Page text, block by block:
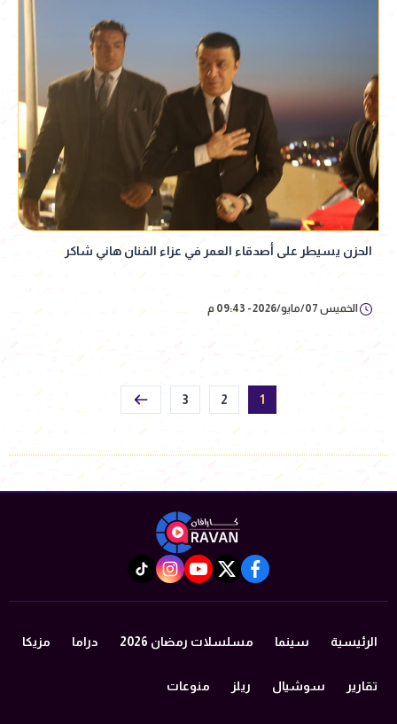
الحزن يسيطر على أصدقاء العمر في عزاء الفنان هاني شاكر
الخميس 07/مايو/2026 - 09:43 م
1
2
3
facebook
twitter
youtube
instagram
tiktok
الرئيسية سينما مسلسلات رمضان 2026 دراما مزيكا
تقارير سوشيال ريلز منوعات